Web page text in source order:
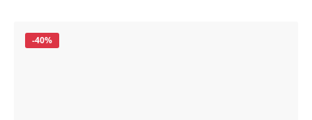
Korting
-40%